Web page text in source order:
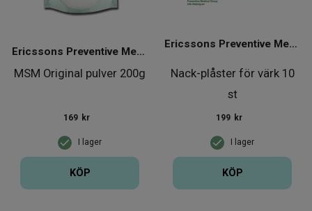
MSM Original pulver 200g
Ericssons Preventive Medical Group
I lager
169 kr
KÖP
Nack-plåster för värk 10
st
Ericssons Preventive Medical Group
I lager
199 kr
KÖP